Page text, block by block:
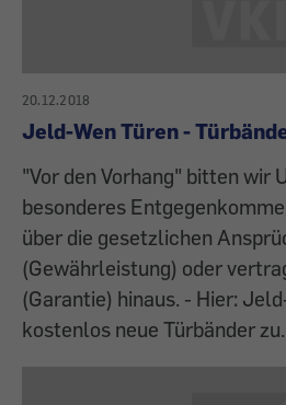
20.12.2018
Jeld-Wen Türen -
"Vor den Vorhang" bitten wir
besonderes
über die gesetzlichen
(Gewährleistung) oder
(Garantie) hinaus. - Hier:
kostenlos neue Türbänder zu.